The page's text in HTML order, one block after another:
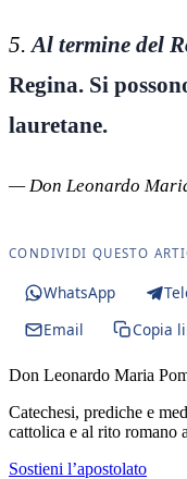
5. Al termine del
Regina. Si
lauretane.
— Don Leonardo
CONDIVIDI QUESTO
WhatsApp
Email
Copia
Don Leonardo Maria
Catechesi, prediche e
cattolica e al rito romano
Sostieni l’apostolato